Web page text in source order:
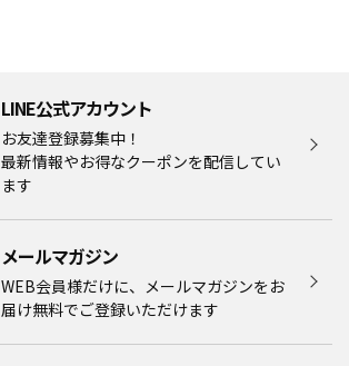
LINE公式アカウント
お友達登録募集中！
最新情報やお得なクーポンを配信してい
ます
メールマガジン​
WEB会員様だけに、メールマガジンをお
届け無料でご登録いただけます